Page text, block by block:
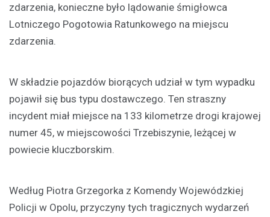
zdarzenia, konieczne było lądowanie śmigłowca
Lotniczego Pogotowia Ratunkowego na miejscu
zdarzenia.
W składzie pojazdów biorących udział w tym wypadku
pojawił się bus typu dostawczego. Ten straszny
incydent miał miejsce na 133 kilometrze drogi krajowej
numer 45, w miejscowości Trzebiszynie, leżącej w
powiecie kluczborskim.
Według Piotra Grzegorka z Komendy Wojewódzkiej
Policji w Opolu, przyczyny tych tragicznych wydarzeń